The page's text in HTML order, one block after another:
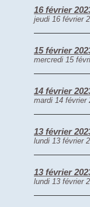
16 février
jeudi 16 février
15 février
mercredi 15
14 février
mardi 14 février
13 février
lundi 13 février
13 février
lundi 13 février